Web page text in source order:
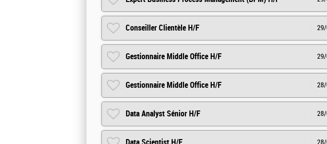
Conseiller Clientèle H/F
Gestionnaire Middle Office H/F
Gestionnaire Middle Office H/F
Data Analyst Sénior H/F